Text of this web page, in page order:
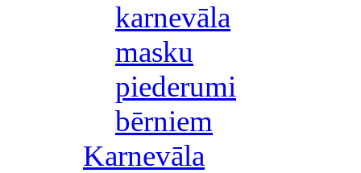
karnevāla
masku
piederumi
bērniem
Karnevāla